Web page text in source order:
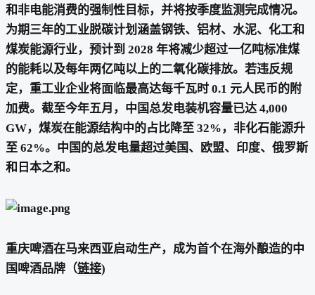
和非电能消费的强制性目标，并将按季度监测完成情况。
为期三年的工业脱碳计划涵盖钢铁、铝材、水泥、化工和
煤炭能源行业，预计到 2028 年将减少超过一亿吨标准煤
的能耗以及每年两亿吨以上的二氧化碳排放。若违反规
定，重工业企业将面临最高达每千瓦时 0.1 元人民币的附
加费。截至今年五月，中国总发电装机容量已达 4,000
GW，煤炭在能源结构中的占比降至 32%，非化石能源升
至 62%。中国的总发电量超过美国、欧盟、印度、俄罗斯
和日本之和。
重庆啤酒在马来西亚启动生产，成为首个在海外酿造的中
国啤酒品牌（链接)